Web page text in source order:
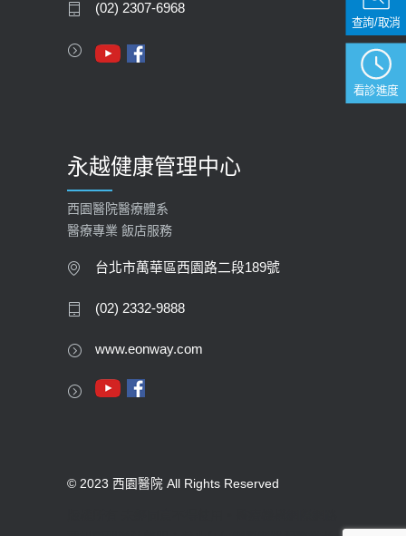
2023-09-27
(02) 2307-6968
永越健康管理中心
西園醫院醫療體系
醫療專業 飯店服務
台北市萬華區西園路二段189號
(02) 2332-9888
www.eonway.com
© 2023 西園醫院 All Rights Reserved
看診進度
查詢/取消